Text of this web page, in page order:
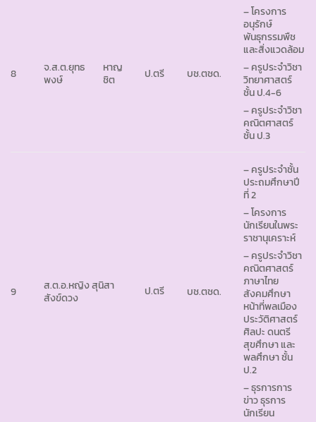
8
จ.ส.ต.ยุทธ
พงษ์
หาญ
ชิต
ป.ตรี บช.ตชด.
– โครงการ
อนุรักษ์
พันธุกรรมพืช
และสิ่งแวดล้อม
– ครูประจำวิชา
วิทยาศาสตร์
ชั้น ป.4-6
– ครูประจำวิชา
คณิตศาสตร์
ชั้น ป.3
9
ส.ต.อ.หญิง สุนิสา
สังข์ดวง
ป.ตรี บช.ตชด.
– ครูประจำชั้น
ประถมศึกษาปี
ที่ 2
– โครงการ
นักเรียนในพระ
ราชานุเคราะห์
– ครูประจำวิชา
คณิตศาสตร์
ภาษาไทย
สังคมศึกษา
หน้าที่พลเมือง
ประวัติศาสตร์
ศิลปะ ดนตรี
สุขศึกษา และ
พลศึกษา ชั้น
ป.2
– ธุรการการ
ข่าว ธุรการ
นักเรียน